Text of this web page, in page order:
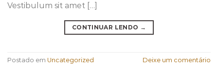
Vestibulum sit amet […]
CONTINUAR LENDO →
Postado em Uncategorized Deixe um comentário